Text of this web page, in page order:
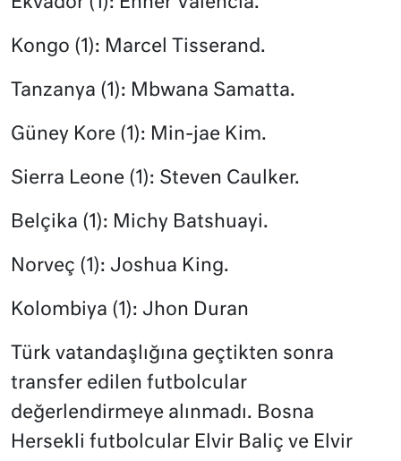
Kongo (1): Marcel Tisserand.
Tanzanya (1): Mbwana Samatta.
Güney Kore (1): Min-jae Kim.
Sierra Leone (1): Steven Caulker.
Belçika (1): Michy Batshuayi.
Norveç (1): Joshua King.
Kolombiya (1): Jhon Duran
Türk vatandaşlığına geçtikten sonra
transfer edilen futbolcular
değerlendirmeye alınmadı. Bosna
Hersekli futbolcular Elvir Baliç ve Elvir